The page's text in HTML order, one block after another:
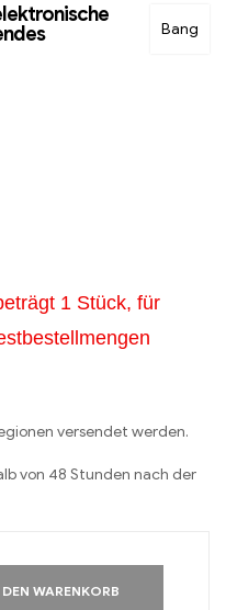
Bang
1 Stück, für
versendet werden.
von 48 Stunden nach der
WARENKORB